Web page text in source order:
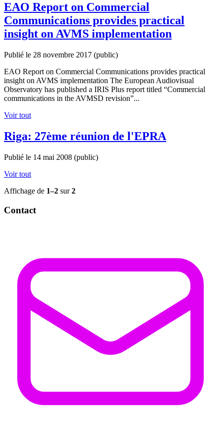
EAO Report on Commercial
Communications provides practical
insight on AVMS implementation
Publié le 28 novembre 2017 (public)
EAO Report on Commercial Communications provides practical
insight on AVMS implementation The European Audiovisual
Observatory has published a IRIS Plus report titled “Commercial
communications in the AVMSD revision”...
Voir tout
Riga: 27ème réunion de l'EPRA
Publié le 14 mai 2008 (public)
Voir tout
Affichage de 1–2 sur2
Contact